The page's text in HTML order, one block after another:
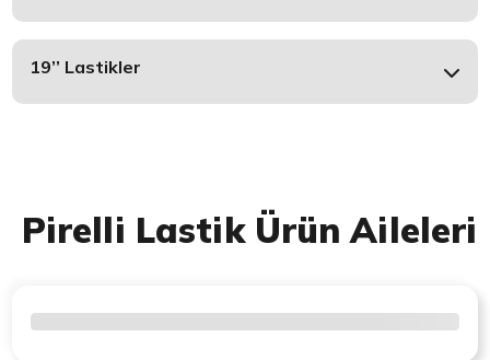
19’’ Lastikler
Pirelli Lastik Ürün Aileleri